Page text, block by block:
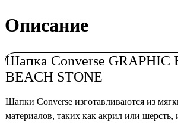
Описание
Шапка Converse GRAPHIC
BEACH STONE
Шапки Converse изготавливаются из
материалов, таких как акрил или шерсть,